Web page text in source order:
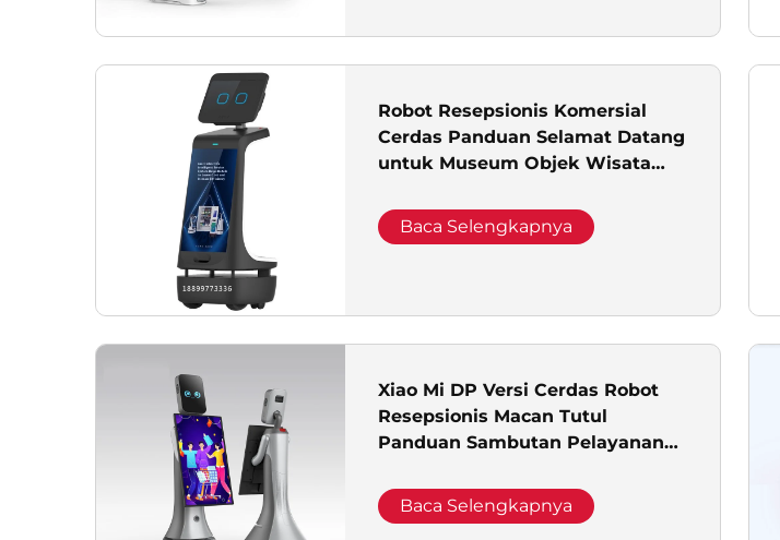
Robot Resepsionis Komersial
Cerdas Panduan Selamat Datang
untuk Museum Objek Wisata
Baca Selengkapnya
Xiao Mi DP Versi Cerdas Robot
Resepsionis Macan Tutul
Panduan Sambutan Pelayanan
Pelayanan
Baca Selengkapnya